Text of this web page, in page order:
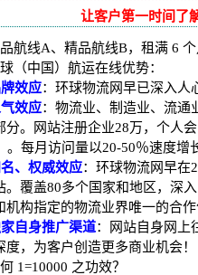
让客户第一时间了
航线A、精品航线B，租满 6
（中国）航运在线优势：
效应：环球物流网早已深入人
效应：物流业、制造业、流通
分。网站注册企业28万，个人
。每月访问量以20-50％速度
、权威效应：环球物流网早在
。覆盖80多个国家和地区，深
机构指定的物流业界唯一的合
自身推广渠道：网站自身网上
度，为客户创造更多商业机会！
1=10000 之功效？